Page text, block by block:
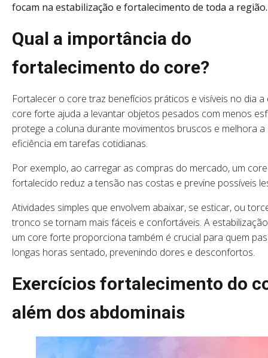
focam na estabilização e fortalecimento de toda a
Qual a importância do
fortalecimento do core?
Fortalecer o core traz benefícios práticos e visíveis no dia a
core forte ajuda a levantar objetos pesados com menos
protege a coluna durante movimentos bruscos e melhora a
eficiência em tarefas cotidianas.
Por exemplo, ao carregar as compras do mercado, um core
fortalecido reduz a tensão nas costas e previne possíveis
Atividades simples que envolvem abaixar, se esticar, ou
tronco se tornam mais fáceis e confortáveis. A
um core forte proporciona também é crucial para quem
longas horas sentado, prevenindo dores e desconfortos.
Exercícios fortalecimento do
além dos abdominais